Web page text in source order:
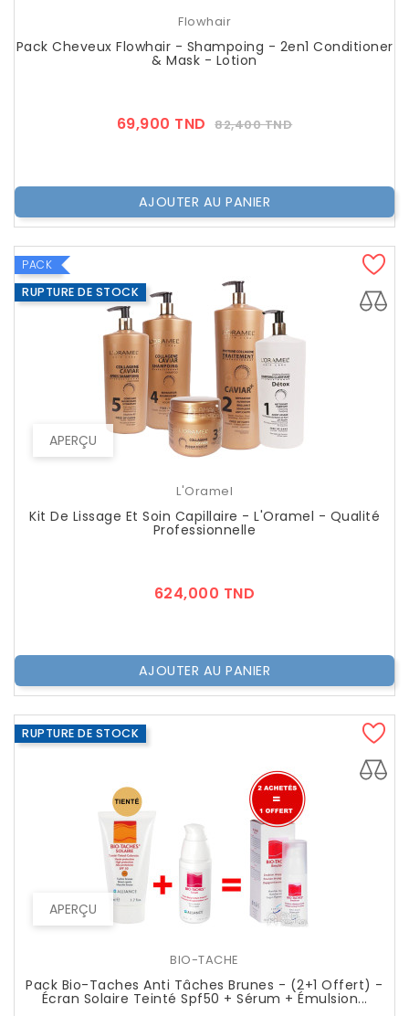
Flowhair
Pack Cheveux Flowhair - Shampoing - 2en1 Conditioner
& Mask - Lotion
69,900 TND Prix
82,400 TNDPrix
AJOUTER AU PANIER
APERÇU
PACK
RUPTURE DE STOCK
L'Oramel
Kit De Lissage Et Soin Capillaire - L'Oramel - Qualité
Professionnelle
624,000 TND
AJOUTER AU PANIER
APERÇU
RUPTURE DE STOCK
BIO-TACHE
Pack Bio-Taches Anti Tâches Brunes - (2+1 Offert) -
Écran Solaire Teinté Spf50 + Sérum + Émulsion...